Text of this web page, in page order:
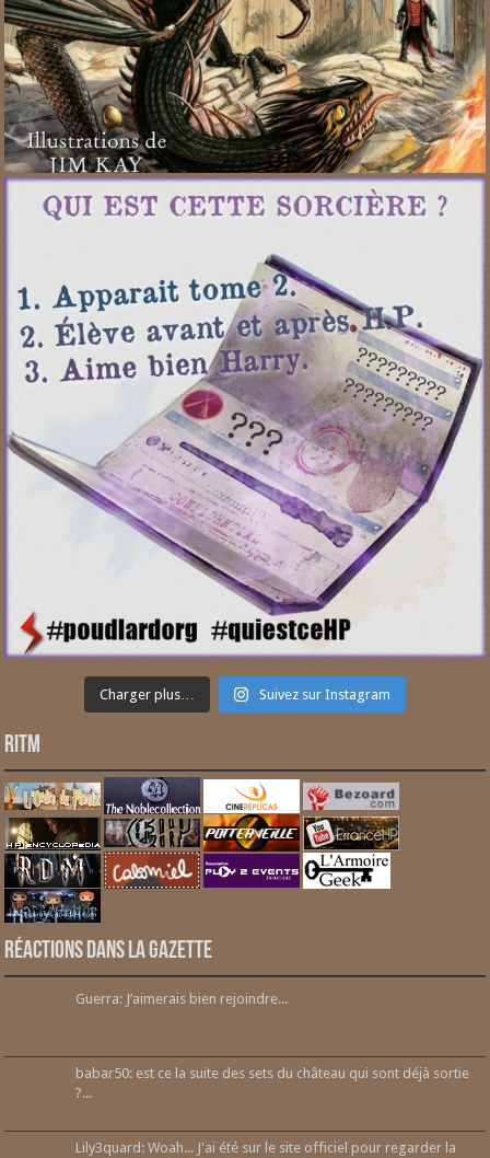
Charger plus… Suivez sur Instagram
RITM
Réactions dans la gazette
Guerra: J’aimerais bien rejoindre...
babar50: est ce la suite des sets du château qui sont déjà sortie
?...
Lily3quard: Woah... J'ai été sur le site officiel pour regarder la